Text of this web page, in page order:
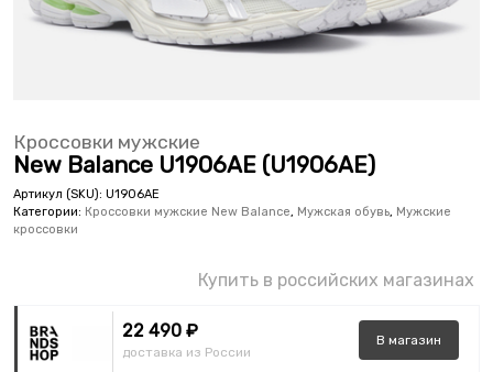
Кроссовки мужские
New Balance U1906AE (U1906AE)
Артикул (SKU): U1906AE
Категории: Кроссовки мужские New Balance, Мужская обувь, Мужские
кроссовки
Купить в российских магазинах
22 490 ₽
доставка из России
В магазин